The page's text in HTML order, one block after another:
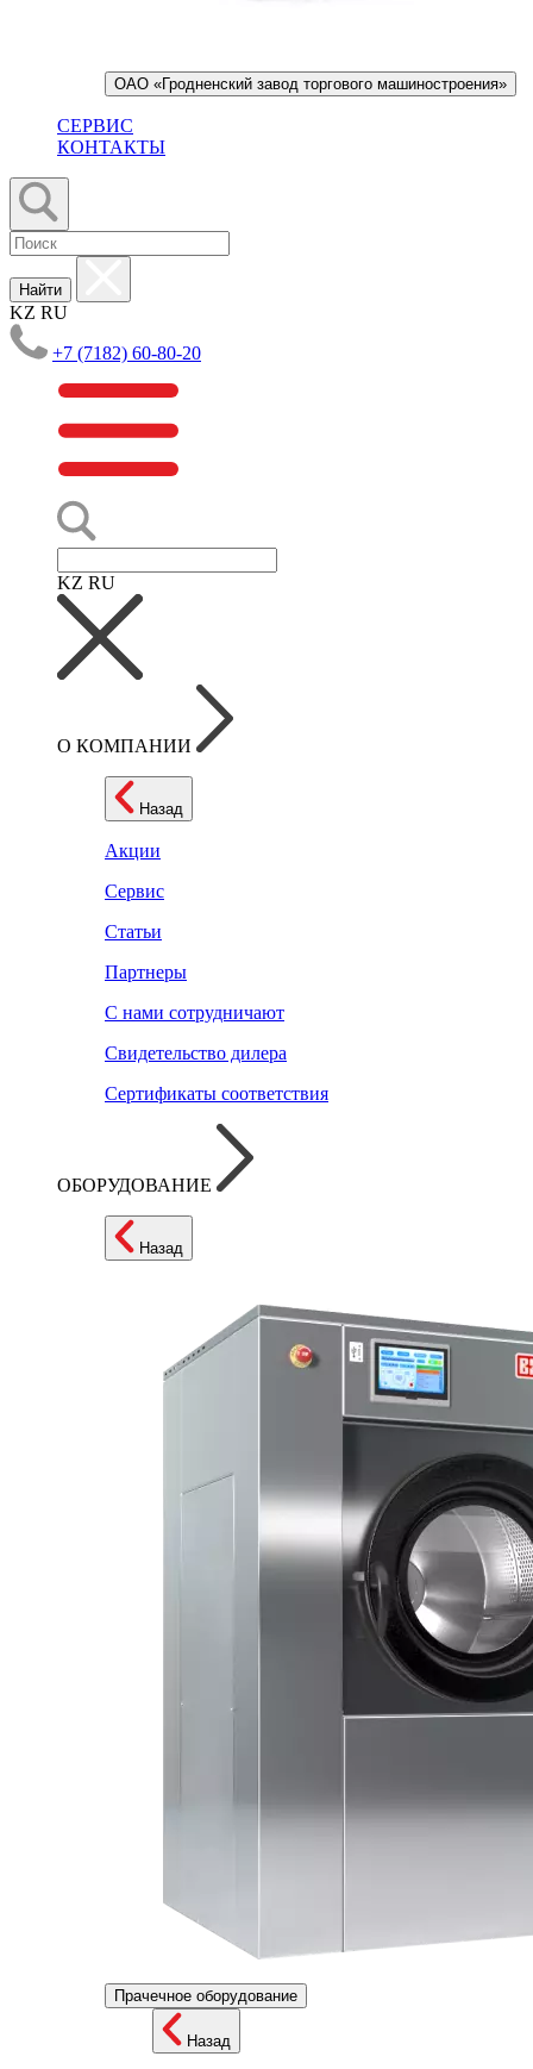
ОАО «Гродненский завод торгового машиностроения»
СЕРВИС
КОНТАКТЫ
Найти
KZ RU
+7 (7182) 60-80-20
KZ RU
О КОМПАНИИ
Назад
Акции
Сервис
Статьи
Партнеры
С нами сотрудничают
Свидетельство дилера
Сертификаты соответствия
ОБОРУДОВАНИЕ
Назад
Прачечное оборудование
Назад